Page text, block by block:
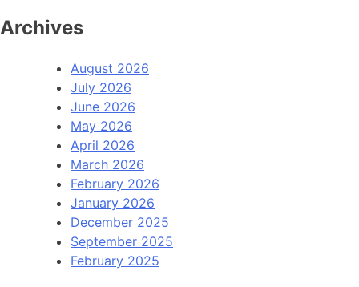
Archives
August 2026
July 2026
June 2026
May 2026
April 2026
March 2026
February 2026
January 2026
December 2025
September 2025
February 2025